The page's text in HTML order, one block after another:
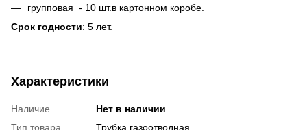
групповая - 10 шт.в картонном коробе.
Срок годности: 5 лет.
Характеристики
Наличие
Нет в наличии
Тип товара
Трубка газоотводная